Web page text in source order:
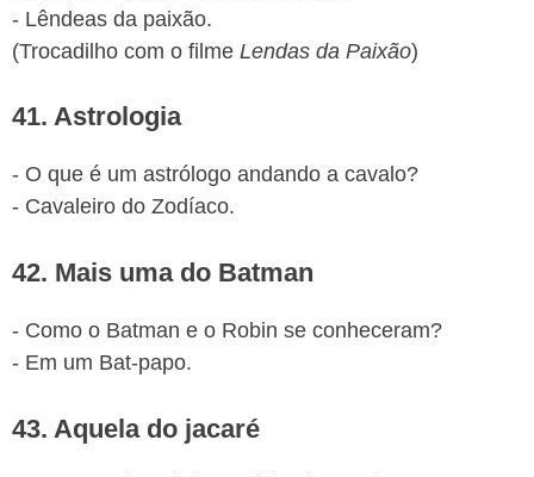
- Lêndeas da paixão.
(Trocadilho com o filme Lendas da Paixão)
41. Astrologia
- O que é um astrólogo andando a cavalo?
- Cavaleiro do Zodíaco.
42. Mais uma do Batman
- Como o Batman e o Robin se conheceram?
- Em um Bat-papo.
43. Aquela do jacaré